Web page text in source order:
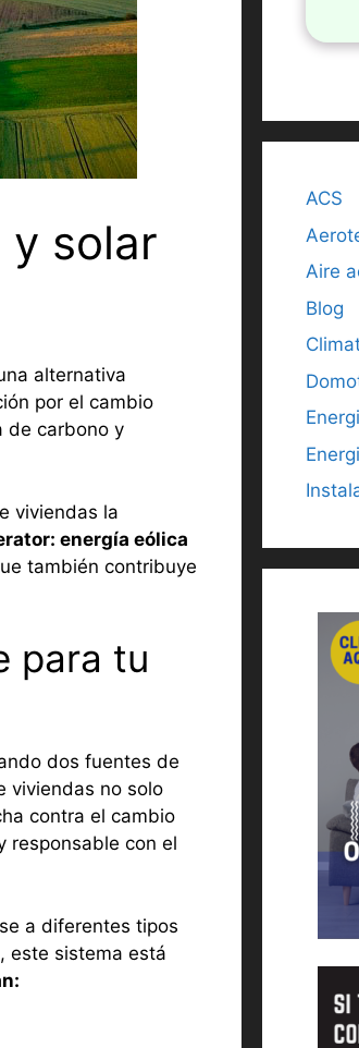
y solar
alternativa
por el cambio
de carbono y
viviendas la
energía eólica
también contribuye
para tu
dos fuentes de
viviendas no solo
contra el cambio
responsable con el
a diferentes tipos
este sistema está
ACS
Aire
Blog